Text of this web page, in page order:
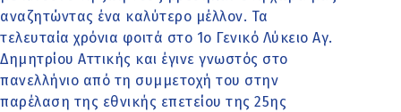
αναζητώντας ένα καλύτερο μέλλον. Τα
τελευταία χρόνια φοιτά στο 1ο Γενικό Λύκειο Αγ.
Δημητρίου Αττικής και έγινε γνωστός στο
πανελλήνιο από τη συμμετοχή του στην
παρέλαση της εθνικής επετείου της 25ης